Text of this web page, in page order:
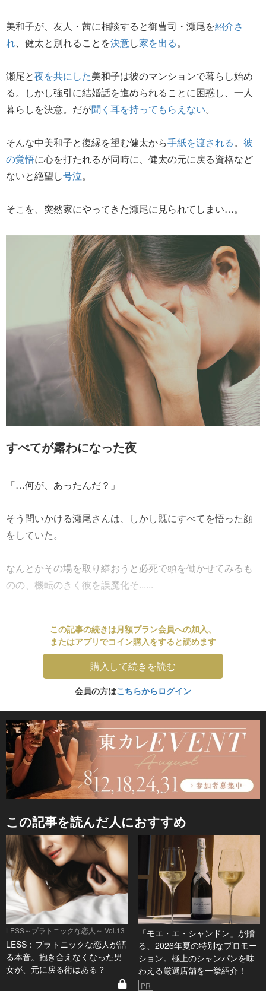
美和子が、友人・茜に相談すると御曹司・瀬尾を紹介さ
れ 、健太と別れることを決意し家を出る。
瀬尾と夜を共にした美和子は彼のマンションで暮らし始め
る。しかし強引に結婚話を進められることに困惑し、一人
暮らしを決意。だが聞く耳を持ってもらえない。
そんな中美和子と復縁を望む健太から手紙を渡される。 彼
の覚悟に心を打たれるが同時に、健太の元に戻る資格など
ないと絶望し号泣。
そこを、突然家にやってきた瀬尾に見られてしまい…。
すべてが露わになった夜
「…何が、あったんだ？」
そう問いかける瀬尾さんは、しかし既にすべてを悟った顔
をしていた。
なんとかその場を取り繕おうと必死で頭を働かせてみるも
のの、機転のきく彼を誤魔化そ......
この記事の続きは月額プラン会員への加入、
またはアプリでコイン購入をすると読めます
購入して続きを読む
会員の方はこちらからログイン
この記事を読んだ人におすすめ
LESS～プラトニックな恋人～ Vol.13
LESS：プラトニックな恋人が語
る本音。抱き合えなくなった男
女が、元に戻る術はある？
「モエ・エ・シャンドン」が贈
る、2026年夏の特別なプロモー
ション。極上のシャンパンを味
わえる厳選店舗を一挙紹介！
PR